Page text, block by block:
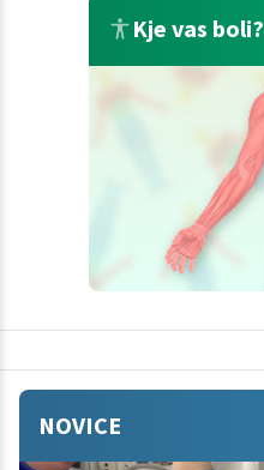
Kje vas boli?
NOVICE